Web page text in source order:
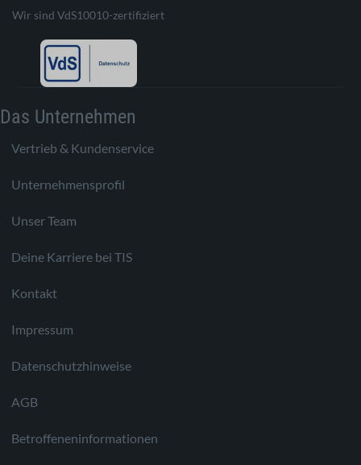
Wir sind VdS10010-zertifiziert
Das Unternehmen
Vertrieb & Kundenservice
Unternehmensprofil
Unser Team
Deine Karriere bei TIS
Kontakt
Impressum
Datenschutzhinweise
AGB
Betroffeneninformationen